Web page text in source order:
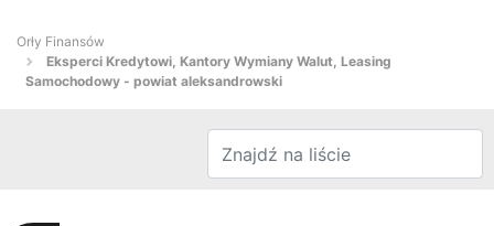
Orły Finansów
Eksperci Kredytowi, Kantory Wymiany Walut, Leasing
Samochodowy - powiat aleksandrowski